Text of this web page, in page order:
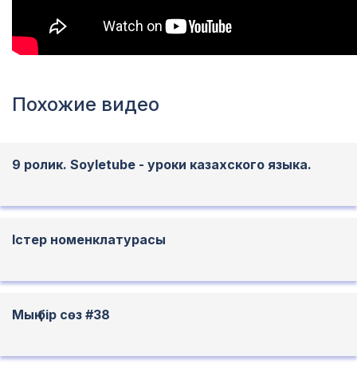
Похожие видео
9 ролик. Soyletube - уроки казахского языка.
Істер номенклатурасы
Мың бір сөз #38